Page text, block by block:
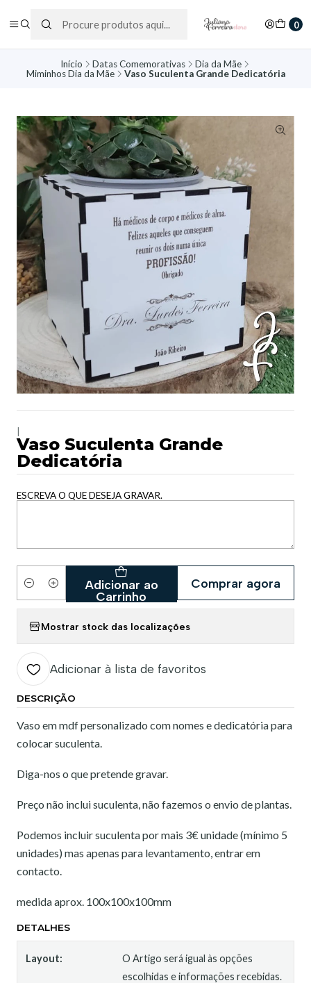
0
Início Datas Comemorativas
Dia da Mãe
Miminhos Dia da Mãe
Vaso Suculenta Grande Dedicatória
Vaso Suculenta Grande
Dedicatória
ESCREVA O QUE DESEJA GRAVAR.
Quantidade
Adicionar ao
Carrinho
Comprar agora
Mostrar stock das localizações
Adicionar à lista de favoritos
DESCRIÇÃO
Vaso em mdf personalizado com nomes e dedicatória para
colocar suculenta.
Diga-nos o que pretende gravar.
Preço não inclui suculenta, não fazemos o envio de plantas.
Podemos incluir suculenta por mais 3€ unidade (mínimo 5
unidades) mas apenas para levantamento, entrar em
contacto.
medida aprox. 100x100x100mm
DETALHES
Layout:
O Artigo será igual às opções
escolhidas e informações recebidas.